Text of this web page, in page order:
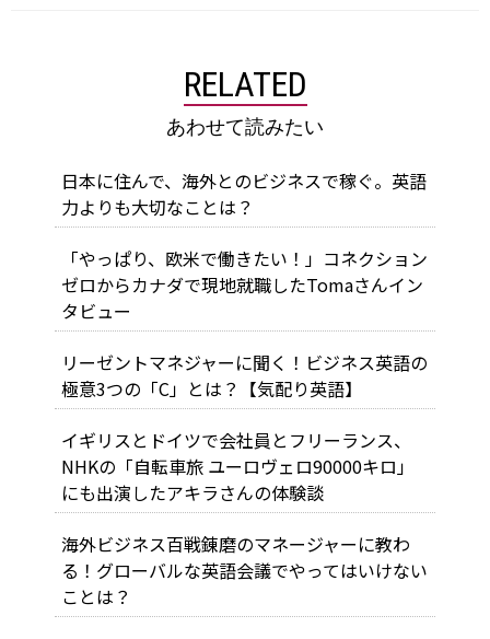
RELATED
あわせて読みたい
日本に住んで、海外とのビジネスで稼ぐ。英語
力よりも大切なことは？
「やっぱり、欧米で働きたい！」コネクション
ゼロからカナダで現地就職したTomaさんイン
タビュー
リーゼントマネジャーに聞く！ビジネス英語の
極意3つの「C」とは？【気配り英語】
イギリスとドイツで会社員とフリーランス、
NHKの「自転車旅 ユーロヴェロ90000キロ」
にも出演したアキラさんの体験談
海外ビジネス百戦錬磨のマネージャーに教わ
る！グローバルな英語会議でやってはいけない
ことは？